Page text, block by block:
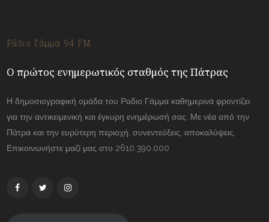
Ράδιο Γάμμα 94 FM
Ο πρώτος ενημερωτικός σταθμός της Πάτρας
Η δημοσιογραφική ομάδα του Ραδιο Γάμμα καθημερινά φροντίζει
για την αντικειμενική και έγκυρη ενημέρωσή σας. Με νέα από την
Πάτρα και την ευρύτερη περιοχή, συνεντεύξεις, αποκαλύψεις.
Επικοινωνήστε μαζί μας στο 2610.390.000